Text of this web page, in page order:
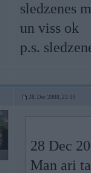
sledzenes
un viss ok
p.s.
28. Dec 2008, 22:39
28 Dec
Man ari